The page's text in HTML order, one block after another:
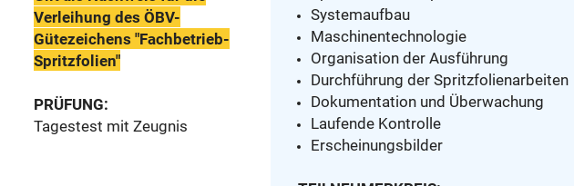
Verleihung des ÖBV-
Gütezeichens "Fachbetrieb-
Spritzfolien"
PRÜFUNG:
Tagestest mit Zeugnis
Systemaufbau
Maschinentechnologie
Organisation der Ausführung
Durchführung der Spritzfolienarbeiten
Dokumentation und Überwachung
Laufende Kontrolle
Erscheinungsbilder